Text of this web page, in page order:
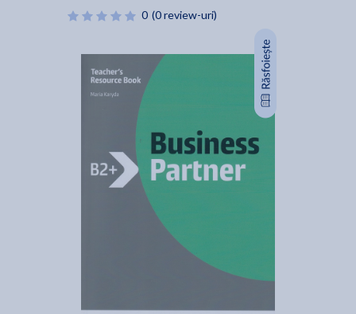
0 (0 review-uri)